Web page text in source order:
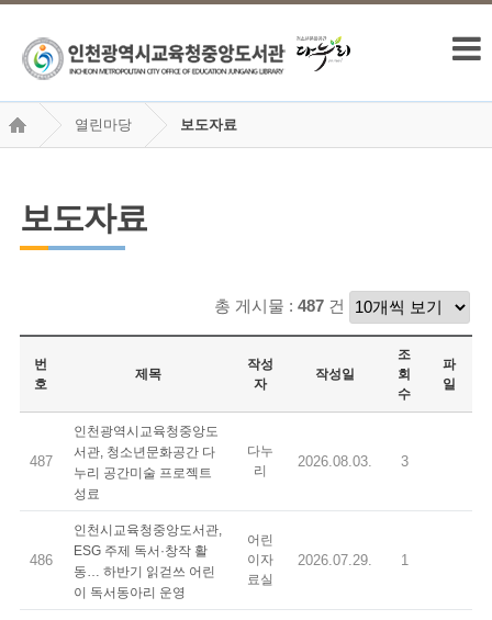
열린마당 보도자료
보도자료
총 게시물 :487 건
번
호
제목
작성
자
작성일
조
회
수
파
일
487
인천광역시교육청중앙도
서관, 청소년문화공간 다
누리 공간미술 프로젝트
성료
다누
리
2026.08.03. 3
486
인천시교육청중앙도서관,
ESG 주제 독서·창작 활
동… 하반기 읽걷쓰 어린
이 독서동아리 운영
어린
이자
료실
2026.07.29. 1